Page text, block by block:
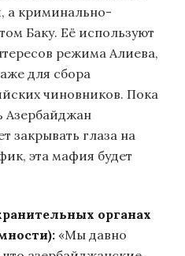
а криминально-
Баку. Её используют
режима Алиева,
для сбора
чиновников. Пока
Азербайджан
закрывать глаза на
эта мафия будет
органах
«Мы давно